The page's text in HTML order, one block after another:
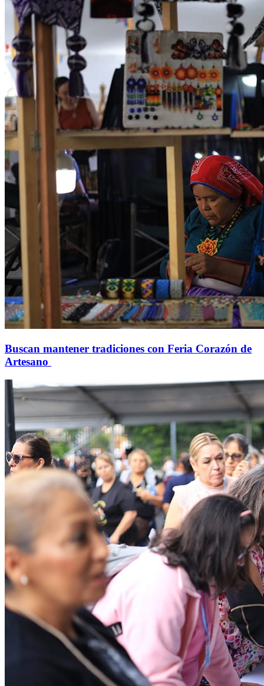
Buscan mantener tradiciones con Feria Corazón de
Artesano